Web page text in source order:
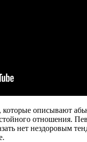
описывают
отношения.
нет нездоровым